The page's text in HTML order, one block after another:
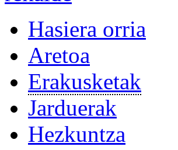
Hasiera orria
Aretoa
Erakusketak
Jarduerak
Hezkuntza